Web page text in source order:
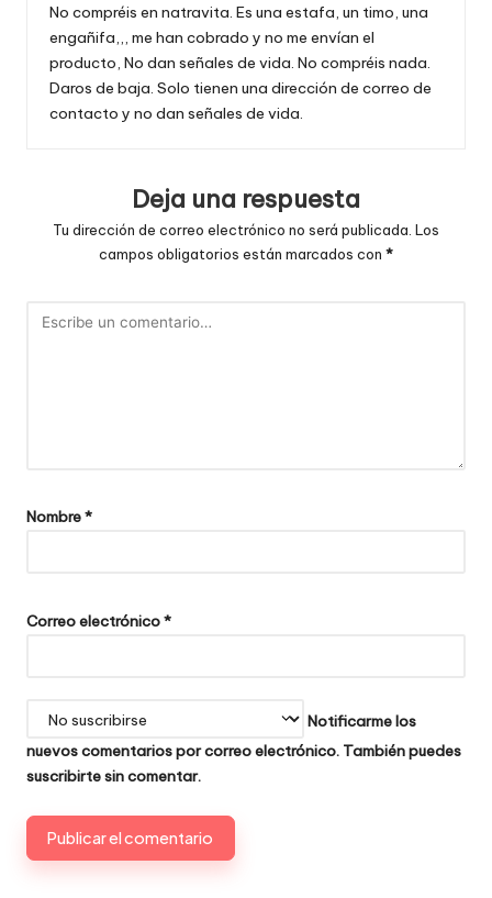
No compréis en natravita. Es una estafa, un timo, una
engañifa,,, me han cobrado y no me envían el
producto, No dan señales de vida. No compréis nada.
Daros de baja. Solo tienen una dirección de correo de
contacto y no dan señales de vida.
Deja una respuesta
Tu dirección de correo electrónico no será publicada. Los
campos obligatorios están marcados con *
Nombre*
Correo electrónico*
Notificarme los
nuevos comentarios por correo electrónico. También puedes
suscribirtesin comentar.